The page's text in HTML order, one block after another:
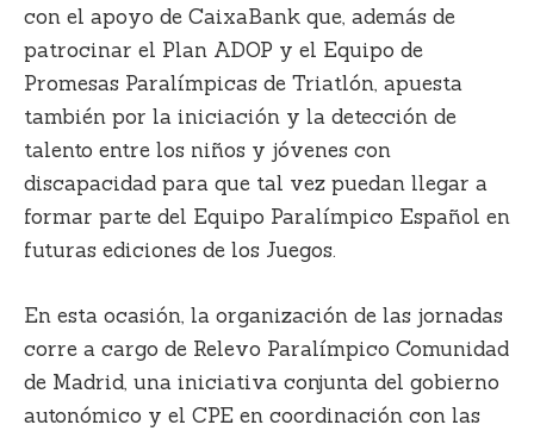
con el apoyo de CaixaBank que, además de
patrocinar el Plan ADOP y el Equipo de
Promesas Paralímpicas de Triatlón, apuesta
también por la iniciación y la detección de
talento entre los niños y jóvenes con
discapacidad para que tal vez puedan llegar a
formar parte del Equipo Paralímpico Español en
futuras ediciones de los Juegos.
En esta ocasión, la organización de las jornadas
corre a cargo de Relevo Paralímpico Comunidad
de Madrid, una iniciativa conjunta del gobierno
autonómico y el CPE en coordinación con las